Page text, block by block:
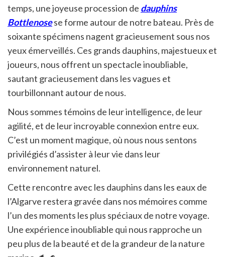
temps, une joyeuse procession de dauphins
Bottlenosese forme autour de notre bateau. Près de
soixante spécimens nagent gracieusement sous nos
yeux émerveillés. Ces grands dauphins, majestueux et
joueurs, nous offrent un spectacle inoubliable,
sautant gracieusement dans les vagues et
tourbillonnant autour de nous.
Nous sommes témoins de leur intelligence, de leur
agilité, et de leur incroyable connexion entre eux.
C’est un moment magique, où nous nous sentons
privilégiés d’assister à leur vie dans leur
environnement naturel.
Cette rencontre avec les dauphins dans les eaux de
l’Algarve restera gravée dans nos mémoires comme
l’un des moments les plus spéciaux de notre voyage.
Une expérience inoubliable qui nous rapproche un
peu plus de la beauté et de la grandeur de la nature